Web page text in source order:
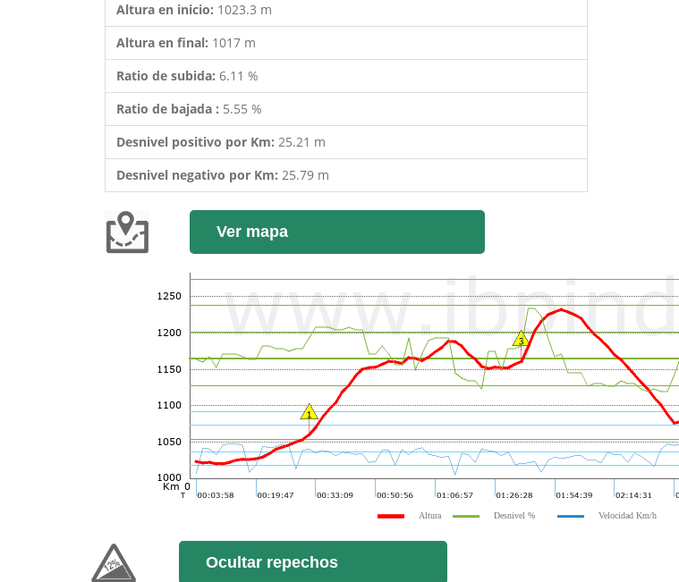
Altura en inicio: 1023.3 m
Altura en final: 1017 m
Ratio de subida: 6.11 %
Ratio de bajada : 5.55 %
Desnivel positivo por Km: 25.21 m
Desnivel negativo por Km: 25.79 m
Ver mapa
Altura Desnivel % Velocidad Km/h
Ocultar repechos